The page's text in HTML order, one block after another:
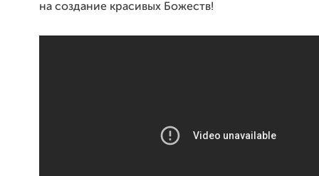
на создание красивых Божеств!